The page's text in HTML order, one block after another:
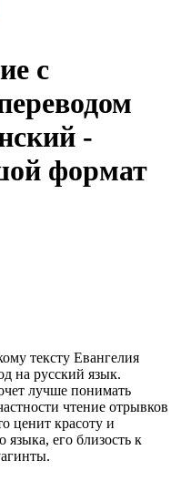
с
-
формат
тексту Евангелия
на русский язык.
лучше понимать
чтение отрывков
ценит красоту и
языка, его близость к